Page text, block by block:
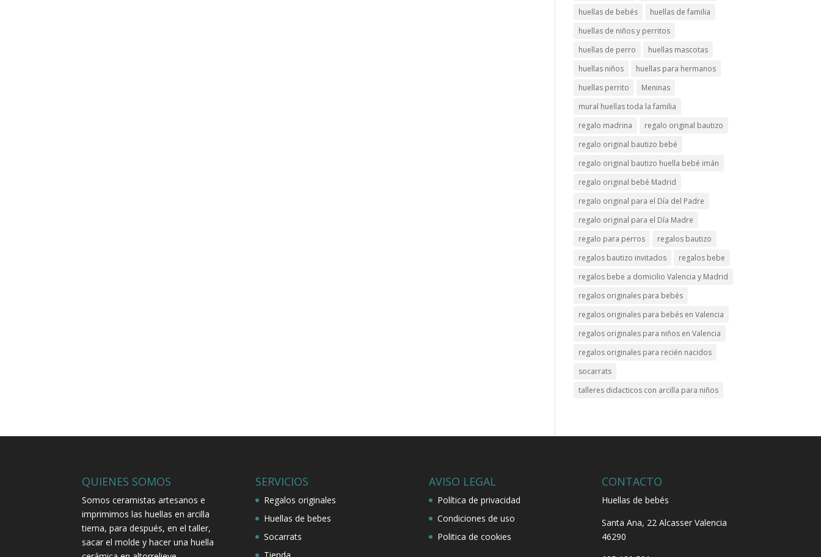
huellas de bebés
huellas de familia
huellas de niños y perritos
huellas de perro
huellas mascotas
huellas niños
huellas para hermanos
huellas perrito
Meninas
mural huellas toda la familia
regalo madrina
regalo original bautizo
regalo original bautizo bebé
regalo original bautizo huella bebé imán
regalo original bebé Madrid
regalo original para el Día del Padre
regalo original para el Día Madre
regalo para perros
regalos bautizo
regalos bautizo invitados
regalos bebe
regalos bebe a domicilio Valencia y Madrid
regalos originales para bebés
regalos originales para bebés en Valencia
regalos originales para niños en Valencia
regalos originales para recién nacidos
socarrats
talleres didacticos con arcilla para niños
QUIENES SOMOS
Somos ceramistas artesanos e
imprimimos las huellas en arcilla
tierna, para después, en el taller,
sacar el molde y hacer una huella
SERVICIOS
Regalos originales
Huellas de bebes
Socarrats
AVISO LEGAL
Política de privacidad
Condiciones de uso
Politica de cookies
CONTACTO
Huellas de bebés
Santa Ana, 22Alcasser Valencia
46290